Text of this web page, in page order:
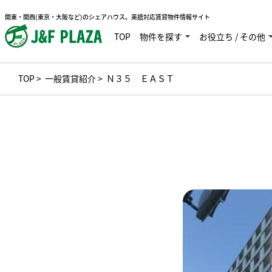
関東・関西(東京・大阪など)のシェアハウス。英語対応賃貸物件情報サイト
TOP 物件を探す お役立ち / その他
TOP> 一般賃貸紹介> Ｎ３５ ＥＡＳＴ